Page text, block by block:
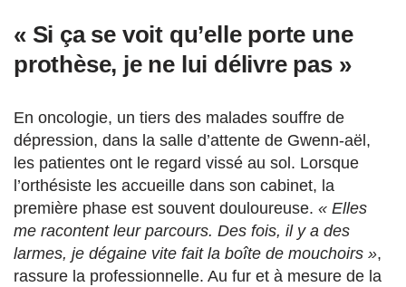
« Si ça se voit qu’elle porte une
prothèse, je ne lui délivre pas »
En oncologie, un tiers des malades souffre de
dépression, dans la salle d’attente de Gwenn-aël,
les patientes ont le regard vissé au sol. Lorsque
l’orthésiste les accueille dans son cabinet, la
première phase est souvent douloureuse. « Elles
me racontent leur parcours. Des fois, il y a des
larmes, je dégaine vite fait la boîte de mouchoirs »,
rassure la professionnelle. Au fur et à mesure de la